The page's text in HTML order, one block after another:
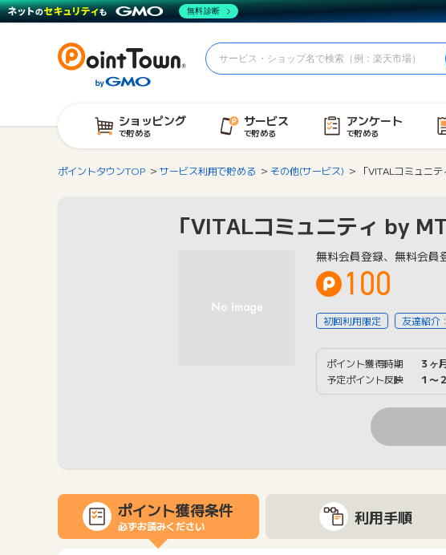
ショッピング
で貯める
サービス
で貯める
アンケート
で貯める
ポイントタウンTOP サービス利用で貯める その他(サービス) 「VITALコミュニ
「VITALコミュニティ by
無料会員登録、無料会員
100
初回利用限定 友達紹介
ポイント獲得時期
３ヶ
予定ポイント反映
１〜
ポイント獲得条件
必ずお読みください 利用手順
無料診断